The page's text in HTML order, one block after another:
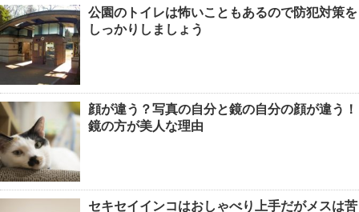
壁紙の修復方法！剥がれを自分で直す
方法とキレイに仕上げるコツ
季節のおもちゃで魚を製作！1歳児で
も作れる魚アイデア集
試験に合格する夢を見た時の夢占い！
公園のトイレは怖いこともあるので防犯対策を
しっかりしましょう
顔が違う？写真の自分と鏡の自分の顔が違う！
鏡の方が美人な理由
セキセイインコはおしゃべり上手だがメスは苦